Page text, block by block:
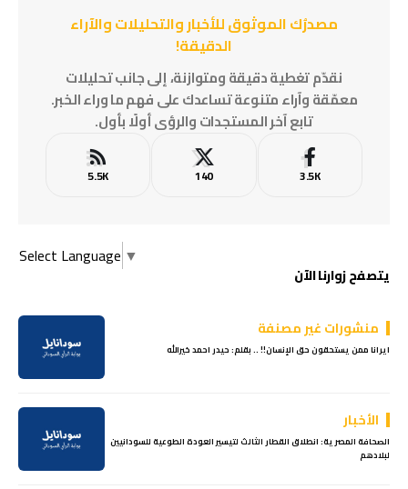
مصدرُك الموثوق للأخبار والتحليلات والآراء
الدقيقة!
نقدّم تغطية دقيقة ومتوازنة، إلى جانب تحليلات
معمّقة وآراء متنوعة تساعدك على فهم ما وراء الخبر.
تابع آخر المستجدات والرؤى أولًا بأول.
3.5K
140
5.5K
Select Language ▼
يتصفح زوارنا الآن
منشورات غير مصنفة
ايرانا ممن يستحقون حق الإنسان!! .. بقلم: حيدر احمد خيرالله
الأخبار
الصحافة المصرية: انطلاق القطار الثالث لتيسير العودة الطوعية للسودانيين
لبلادهم